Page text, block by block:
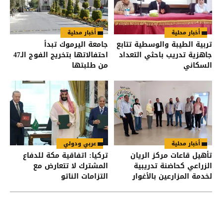
أخبار محلية
تربية الطيبة والوسطية تتابع
جاهزية تدريب باحثي التعداد
السكاني
أخبار محلية
جامعة اليرموك تبدأ
احتفالاتها بتخريج الفوج الـ47
من طلبتها
أخبار محلية
تأهيل قاعات مركز الريان
الزراعي كحاضنة تدريبية
لخدمة المزارعين بالأغوار
عربي ودولي
تركيا: اتفاقية مكة للدفاع
المشترك لا تتعارض مع
التزامات الناتو